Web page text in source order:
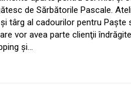
de Sărbătorile Pascale.
târg al cadourilor pentru Paşte
vor avea parte clienţii
şi…